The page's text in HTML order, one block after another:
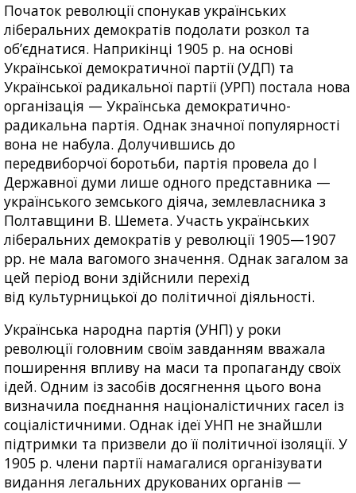
Початок революції спонукав українських
ліберальних демократів подолати розкол та
об’єднатися. Наприкінці 1905 р. на основі
Української демократичної партії (УДП) та
Української радикальної партії (УРП) постала нова
організація — Українська демократично-
радикальна партія. Однак значної популярності
вона не набула. Долучившись до
передвиборчої боротьби, партія провела до I
Державної думи лише одного представника —
українського земського діяча, землевласника з
Полтавщини В. Шемета. Участь українських
ліберальних демократів у революції 1905—1907
рр. не мала вагомого значення. Однак загалом за
цей період вони здійснили перехід
від культурницької до політичної діяльності.
Українська народна партія (УНП) у роки
революції головним своїм завданням вважала
поширення впливу на маси та пропаганду своїх
ідей. Одним із засобів досягнення цього вона
визначила поєднання націоналістичних гасел із
соціалістичними. Однак ідеї УНП не знайшли
підтримки та призвели до її політичної ізоляції. У
1905 р. члени партії намагалися організувати
видання легальних друкованих органів —